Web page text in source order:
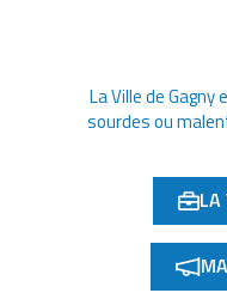
La Ville de
sourdes ou
LA